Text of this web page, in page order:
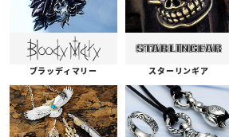
ブラッディマリー スターリンギア